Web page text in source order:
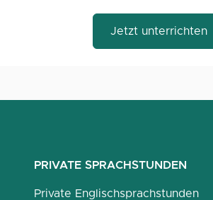
Jetzt unterrichten
PRIVATE SPRACHSTUNDEN
Private Englischsprachstunden